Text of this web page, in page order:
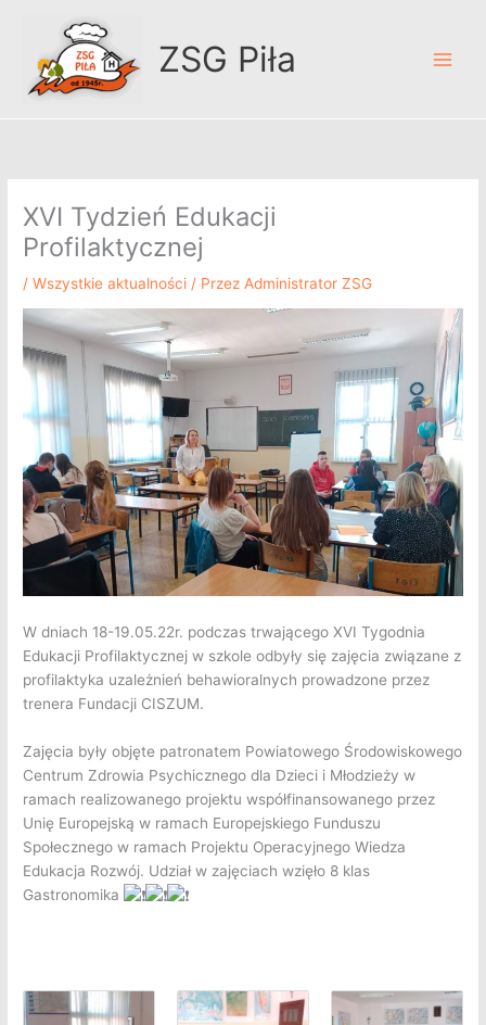
ZSG Piła
XVI Tydzień Edukacji
Profilaktycznej
/Wszystkie aktualności / Przez Administrator ZSG
W dniach 18-19.05.22r. podczas trwającego XVI Tygodnia
Edukacji Profilaktycznej w szkole odbyły się zajęcia związane z
profilaktyka uzależnień behawioralnych prowadzone przez
trenera Fundacji CISZUM.
Zajęcia były objęte patronatem Powiatowego Środowiskowego
Centrum Zdrowia Psychicznego dla Dzieci i Młodzieży w
ramach realizowanego projektu współfinansowanego przez
Unię Europejską w ramach Europejskiego Funduszu
Społecznego w ramach Projektu Operacyjnego Wiedza
Edukacja Rozwój. Udział w zajęciach wzięło 8 klas
Gastronomika
m